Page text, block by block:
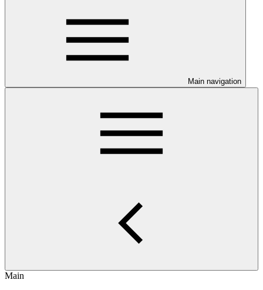
Main navigation
Main